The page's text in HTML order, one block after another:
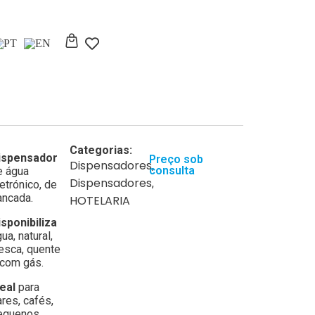
água
de
natural,
quente
gás.
para
cafés,
Categorias:
Dispensadores,
Dispensadores,
HOTELARIA
Preço sob
consulta